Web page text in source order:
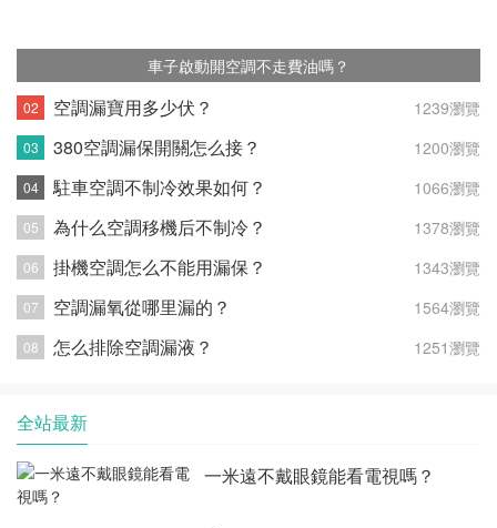
車子啟動開空調不走費油嗎？
1239瀏覽
空調漏寶用多少伏？
1200瀏覽
380空調漏保開關怎么接？
1066瀏覽
駐車空調不制冷效果如何？
1378瀏覽
為什么空調移機后不制冷？
1343瀏覽
掛機空調怎么不能用漏保？
1564瀏覽
空調漏氧從哪里漏的？
1251瀏覽
怎么排除空調漏液？
全站最新
一米遠不戴眼鏡能看電視嗎？